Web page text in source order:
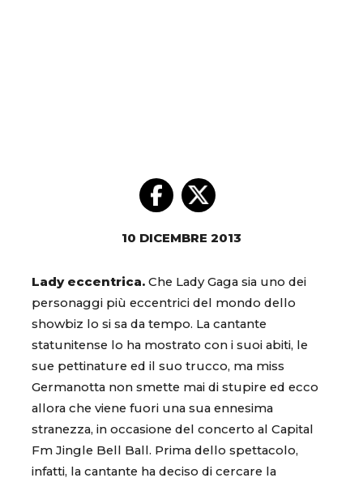
10 DICEMBRE 2013
Lady eccentrica. Che Lady Gaga sia uno dei
personaggi più eccentrici del mondo dello
showbiz lo si sa da tempo. La cantante
statunitense lo ha mostrato con i suoi abiti, le
sue pettinature ed il suo trucco, ma miss
Germanotta non smette mai di stupire ed ecco
allora che viene fuori una sua ennesima
stranezza, in occasione del concerto al Capital
Fm Jingle Bell Ball. Prima dello spettacolo,
infatti, la cantante ha deciso di cercare la